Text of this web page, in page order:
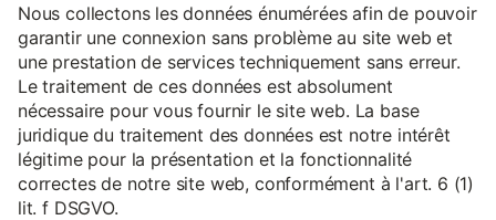
Nous collectons les données énumérées afin de pouvoir
garantir une connexion sans problème au site web et
une prestation de services techniquement sans erreur.
Le traitement de ces données est absolument
nécessaire pour vous fournir le site web. La base
juridique du traitement des données est notre intérêt
légitime pour la présentation et la fonctionnalité
correctes de notre site web, conformément à l'art. 6 (1)
lit. f DSGVO.